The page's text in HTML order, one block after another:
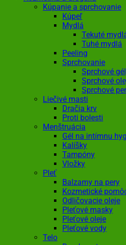
Kúpanie a sprchovanie
Kúpeľ
Mydlá
Tekuté
Tuhé mydlá
Peeling
Sprchovanie
Sprchové
Sprchové
Sprchové
Liečivé masti
Dračia krv
Proti bolesti
Menštruácia
Gél na intímnu
Kalíšky
Tampóny
Vložky
Pleť
Balzamy na pery
Kozmetické
Odličovacie oleje
Pleťové masky
Pleťové oleje
Pleťové vody
Telo